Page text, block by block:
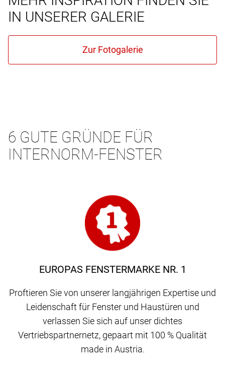
IN UNSERER GALERIE
6 GUTE GRÜNDE FÜR
INTERNORM-FENSTER
EUROPAS FENSTERMARKE NR. 1
Proftieren Sie von unserer langjährigen Expertise und
Leidenschaft für Fenster und Haustüren und
verlassen Sie sich auf unser dichtes
Vertriebspartnernetz, gepaart mit 100 % Qualität
made in Austria.